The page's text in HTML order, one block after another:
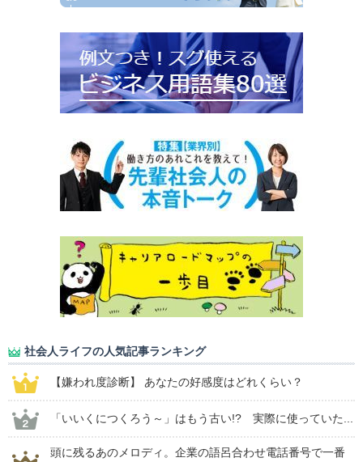
社会人ライフの人気記事ランキング
【嫌われ度診断】 あなたの好感度はどれくらい？
「いいくにつくろう～」はもう古い!? 実際に使っていた...
頭に残るあのメロディ。企業の語呂合わせ電話番号で一番